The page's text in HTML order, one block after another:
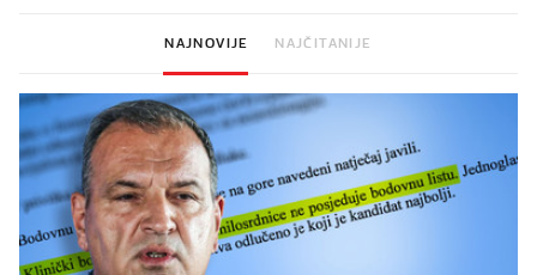
NAJNOVIJE NAJČITANIJE